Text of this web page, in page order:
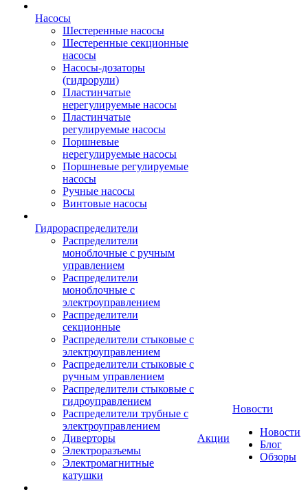
Насосы
Шестеренные насосы
Шестеренные секционные
насосы
Насосы-дозаторы
(гидрорули)
Пластинчатые
нерегулируемые насосы
Пластинчатые
регулируемые насосы
Поршневые
нерегулируемые насосы
Поршневые регулируемые
насосы
Ручные насосы
Винтовые насосы
Гидрораспределители
Распределители
моноблочные с ручным
управлением
Распределители
моноблочные с
электроуправлением
Распределители
секционные
Распределители стыковые с
электроуправлением
Распределители стыковые с
ручным управлением
Распределители стыковые с
гидроуправлением
Распределители трубные с
электроуправлением
Диверторы
Электроразъемы
Электромагнитные
катушки
Акции
Новости
Новости
Блог
Обзоры